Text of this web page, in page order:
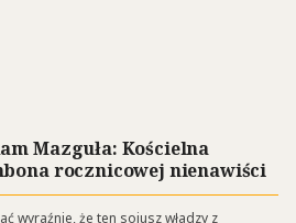
Mazguła: Kościelna
rocznicowej nienawiści
wyraźnie, że ten sojusz władzy z